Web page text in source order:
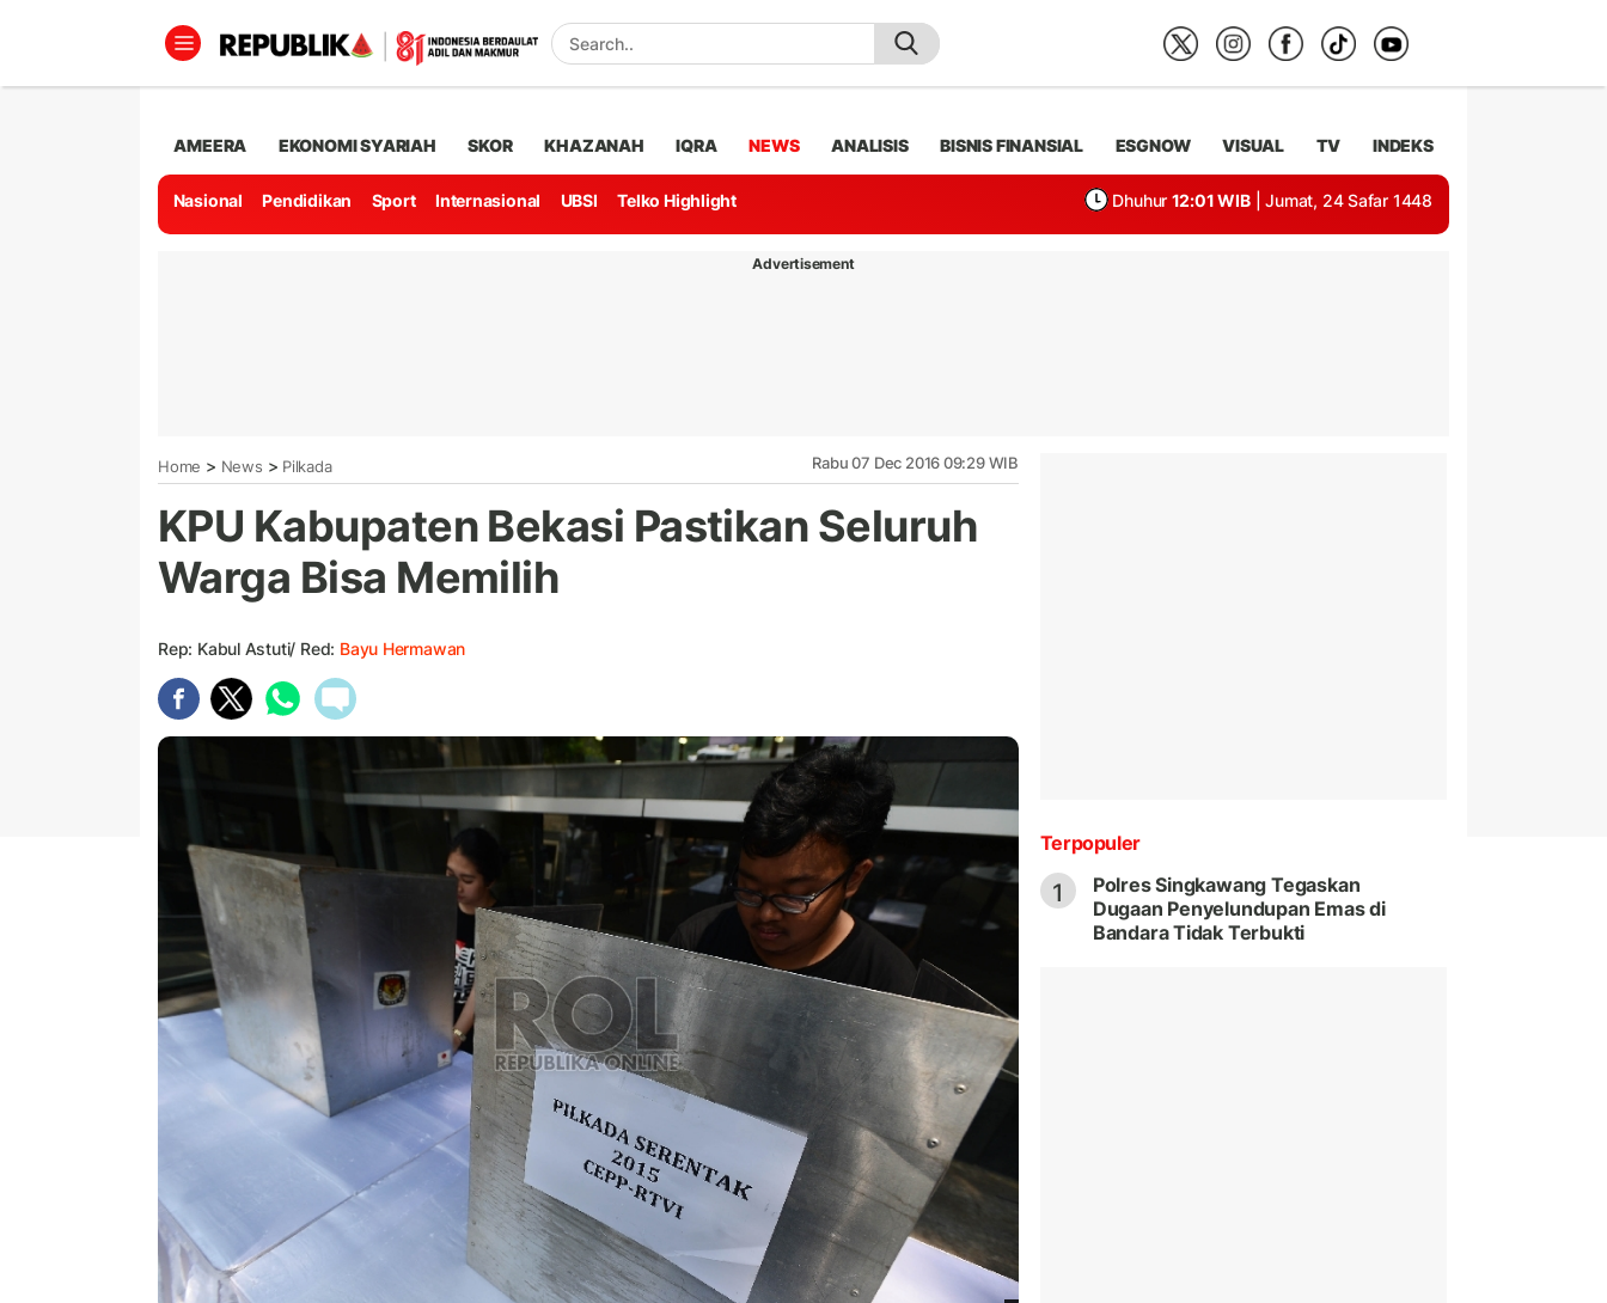
AMEERA EKONOMI SYARIAH SKOR KHAZANAH IQRA NEWS ANALISIS BISNIS FINANSIAL ESGNOW VISUAL TV INDEKS
Nasional Pendidikan Sport Internasional UBSI Telko Highlight Dhuhur 12:01 WIB | Jumat, 24 Safar 1448
Advertisement
Home > News > Pilkada Rabu 07 Dec 2016 09:29 WIB
KPU Kabupaten Bekasi Pastikan Seluruh
Warga Bisa Memilih
Rep: Kabul Astuti/ Red: Bayu Hermawan
Terpopuler
1
Polres Singkawang Tegaskan
Dugaan Penyelundupan Emas di
Bandara Tidak Terbukti